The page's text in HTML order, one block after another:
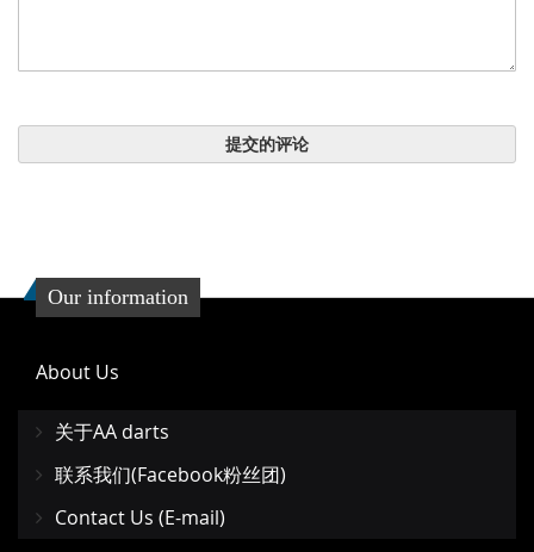
提交的评论
Our information
About Us
关于AA darts
联系我们(Facebook粉丝团)
Contact Us (E-mail)